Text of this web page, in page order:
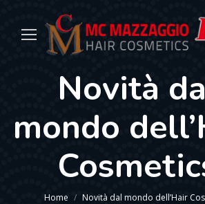
Novità
mondo
You are here:
Home Novità dal mondo dell’Hair